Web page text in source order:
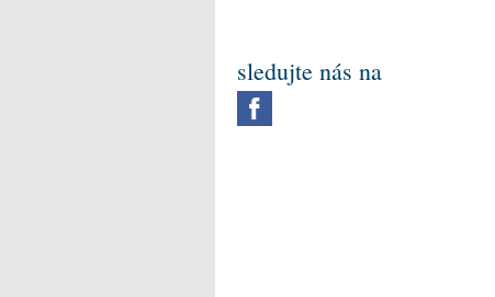
sledujte nás na